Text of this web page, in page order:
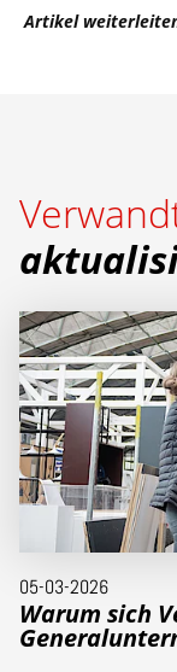
Artikel
05-03-2026
Warum sich